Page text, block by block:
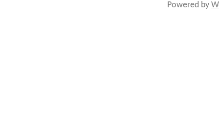
Powered by